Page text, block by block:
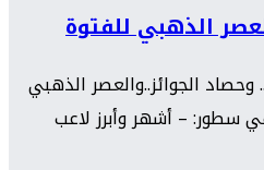
الذهبي للفتوة
.. وحصاد الجوائز..والعصر الذهبي
في سطور: – أشهر وأبرز لاعب